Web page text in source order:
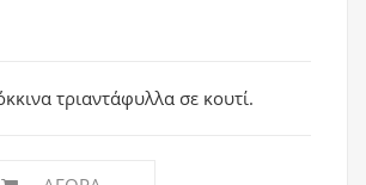
τριαντάφυλλα σε κουτί.